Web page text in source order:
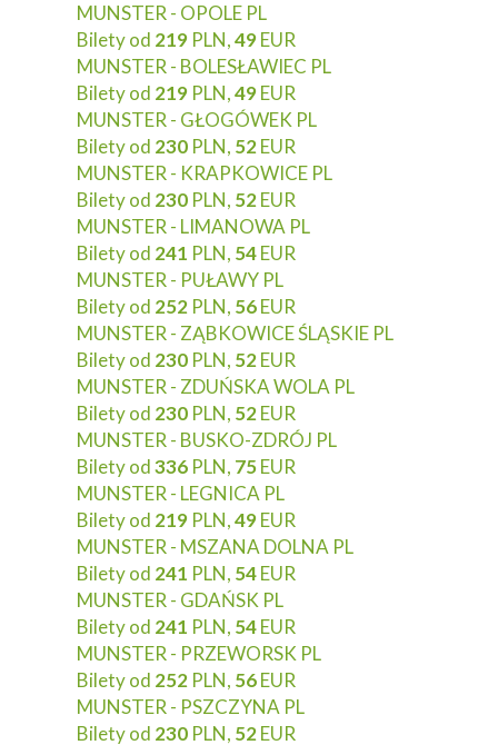
MUNSTER - OPOLE PL
Bilety od 219 PLN,49EUR
MUNSTER - BOLESŁAWIEC PL
Bilety od 219 PLN,49EUR
MUNSTER - GŁOGÓWEK PL
Bilety od 230 PLN, 52EUR
MUNSTER - KRAPKOWICE PL
Bilety od 230 PLN, 52EUR
MUNSTER - LIMANOWA PL
Bilety od 241 PLN, 54EUR
MUNSTER - PUŁAWY PL
Bilety od 252 PLN, 56EUR
MUNSTER - ZĄBKOWICE ŚLĄSKIE PL
Bilety od 230 PLN, 52EUR
MUNSTER - ZDUŃSKA WOLA PL
Bilety od 230 PLN, 52EUR
MUNSTER - BUSKO-ZDRÓJ PL
Bilety od336 PLN, 75EUR
MUNSTER - LEGNICA PL
Bilety od 219 PLN,49EUR
MUNSTER - MSZANA DOLNA PL
Bilety od 241 PLN, 54EUR
MUNSTER - GDAŃSK PL
Bilety od 241 PLN, 54EUR
MUNSTER - PRZEWORSK PL
Bilety od 252 PLN, 56EUR
MUNSTER - PSZCZYNA PL
Bilety od 230 PLN, 52EUR